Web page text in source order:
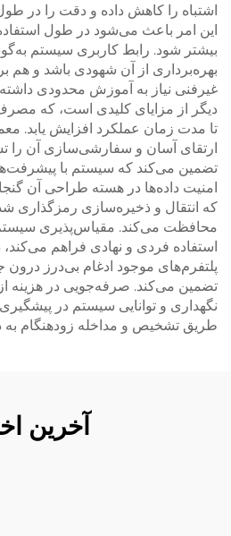
اشتباه را کاهش داده و دقت را در
این امر باعث می‌شود در طول
بیشتر شود. رابط کاربری سیستم
بهره‌برداری از آن شهودی باشد و هم
غیرفنی نیاز به آموزش محدودی
دیگر از مزایای کلیدی است، که
تا مدت زمان عملکرد افزایش یابد.
ارتقای آسان و سفارشی‌سازی آن را
تضمین می‌کند که سیستم با
امنیت داده‌ها در هسته طراحی آن
که انتقال و ذخیره‌سازی رمزگذاری
محافظت می‌کند. مقیاس‌پذیری
استفاده فردی و نهادی فراهم
پلتفرم‌های موجود ادغام بی‌درز
تضمین می‌کند. صرفه‌جویی در هزینه
نگهداری و توانایی سیستم در
طریق تشخیص و مداخله زودهنگام
آخرین